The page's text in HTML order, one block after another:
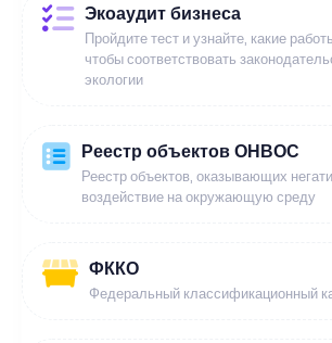
Экоаудит бизнеса
Пройдите тест и узнайте, какие
чтобы соответствовать
экологии
Реестр объектов ОНВОС
Реестр объектов, оказывающих
воздействие на окружающую среду
ФККО
Федеральный классификационный